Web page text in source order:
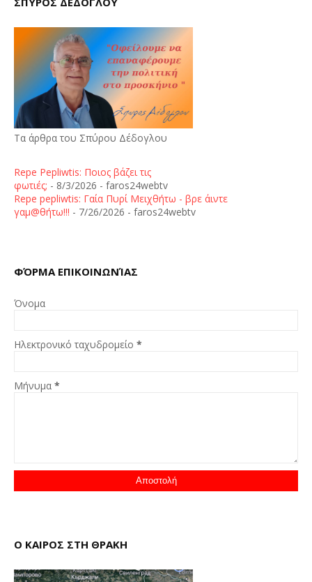
Τα άρθρα του Σπύρου Δέδογλου
Repe Pepliwtis: Ποιος βάζει τις
φωτιές; - 8/3/2026 - faros24webtv
Repe pepliwtis: Γαία Πυρί Μειχθήτω - βρε άιντε
γαμ@θήτω!!! - 7/26/2026 - faros24webtv
ΦΌΡΜΑ ΕΠΙΚΟΙΝΩΝΊΑΣ
Όνομα
Ηλεκτρονικό ταχυδρομείο *
Μήνυμα *
Ο ΚΑΙΡΟΣ ΣΤΗ ΘΡΑΚΗ